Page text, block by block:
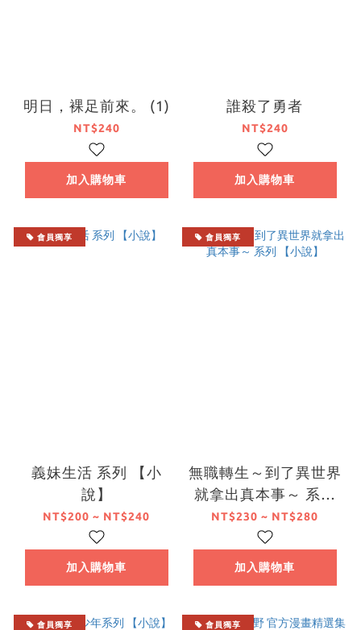
明日，裸足前來。 (1)
NT$240
加入購物車
誰殺了勇者
NT$240
加入購物車
會員獨享
義妹生活 系列 【小
說】
NT$200 ~ NT$240
加入購物車
會員獨享
無職轉生～到了異世界
就拿出真本事～ 系列
【小說】
NT$230 ~ NT$280
加入購物車
會員獨享 會員獨享